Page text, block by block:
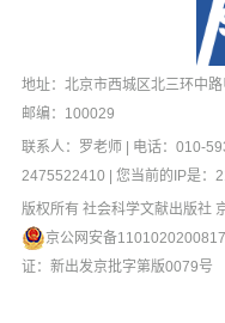
地址：北京市西城区北三环中
邮编：100029
联系人：罗老师 | 电话：010-
2475522410 | 您当前的IP是：
版权所有 社会科学文献出版社
京公网安备
证：新出发京批字第版0079号